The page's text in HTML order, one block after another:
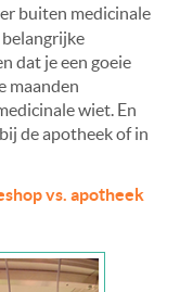
buiten medicinale
belangrijke
dat je een goeie
maanden
wiet. En
de apotheek of in
vs. apotheek